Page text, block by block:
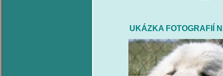
UKÁZKA FOTOGRAFIÍ